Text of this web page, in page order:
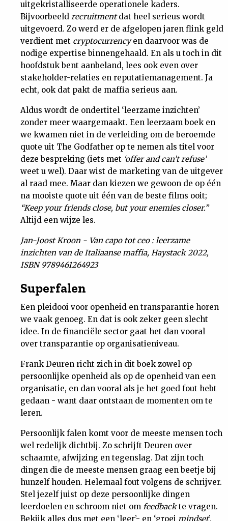
uitgekristalliseerde operationele kaders.
Bijvoorbeeld recruitmentdat heel serieus wordt
uitgevoerd. Zo werd er de afgelopen jaren flink geld
verdient met cryptocurrencyen daarvoor was de
nodige expertise binnengehaald. En als u toch in dit
hoofdstuk bent aanbeland, lees ook even over
stakeholder-relaties en reputatiemanagement. Ja
echt, ook dat pakt de maffia serieus aan.
Aldus wordt de ondertitel ‘leerzame inzichten’
zonder meer waargemaakt. Een leerzaam boek en
we kwamen niet in de verleiding om de beroemde
quote uit The Godfather op te nemen als titel voor
deze bespreking (iets met ‘offer and can’t refuse’
weet u wel). Daar wist de marketing van de uitgever
al raad mee. Maar dan kiezen we gewoon de op één
na mooiste quote uit één van de beste films ooit;
“Keep your friends close, but your enemies closer.”
Altijd een wijze les.
Jan-Joost Kroon - Van capo tot ceo : leerzame
inzichten van de Italiaanse maffia, Haystack 2022,
ISBN 9789461264923
Superfalen
Een pleidooi voor openheid en transparantie horen
we vaak genoeg. En dat is ook zeker geen slecht
idee. In de financiële sector gaat het dan vooral
over transparantie op organisatieniveau.
Frank Deuren richt zich in dit boek zowel op
persoonlijke openheid als op de openheid van een
organisatie, en dan vooral als je het goed fout hebt
gedaan - want daar ontstaan de momenten om te
leren.
Persoonlijk falen komt voor de meeste mensen toch
wel redelijk dichtbij. Zo schrijft Deuren over
schaamte, afwijzing en tegenslag. Dat zijn toch
dingen die de meeste mensen graag een beetje bij
hunzelf houden. Helemaal fout volgens de schrijver.
Stel jezelf juist op deze persoonlijke dingen
leerdoelen en schroom niet om feedbackte vragen.
Bekijk alles dus met een ‘leer’- en ‘groei mindset’,